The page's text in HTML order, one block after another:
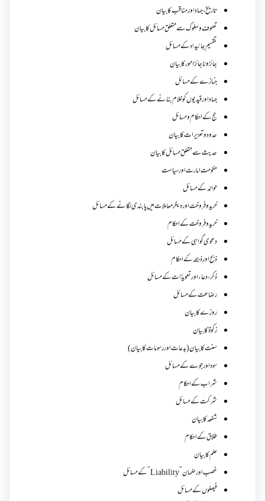
تاریخ،جہاد اور مناقب کا بیان
تصوف و سلوک سے متعلق مسائل کا بیان
تقسیم جائیداد کے مسائل
جائز و ناجائزامور کا بیان
جنازے کےمسائل
جہاد اور قیدیوں کو غلام بنانے کے مسائل
حج کے احکام ومسائل
حدود و تعزیرات کا بیان
حدیث سے متعلق مسائل کا بیان
حکومت امارت اور سیاست
حوالہ کے مسائل
خرید و فروخت اور دیگر معاملات میں پابندی لگانے کے مسائل
خرید و فروخت کے احکام
دعوی گواہی کے مسائل
ذبح اور ذبیحہ کے احکام
ذکر،دعاء اور تعویذات کے مسائل
رضاعت کے مسائل
روزے کا بیان
زکوة کابیان
سنت کا بیان (بدعات اور رسومات کا بیان)
سود اور جوے کے مسائل
شراب کے احکام
شرکت کے مسائل
شفعہ کا بیان
طلاق کے احکام
علم کا بیان
غصب اورضمان”Liability” کے مسائل
فیصلوں کے مسائل